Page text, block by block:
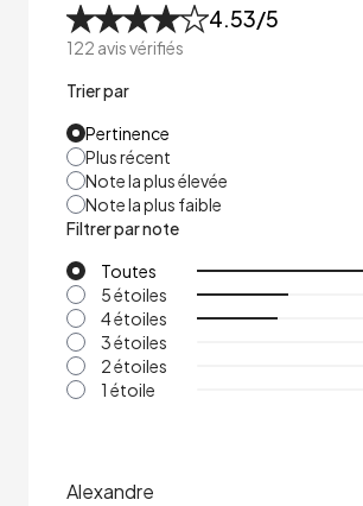
4.53/5
122 avis vérifiés
Trier par
Pertinence
Plus récent
Note la plus élevée
Note la plus faible
Filtrer par note
Toutes
5 étoiles
4 étoiles
3 étoiles
2 étoiles
1 étoile
Alexandre